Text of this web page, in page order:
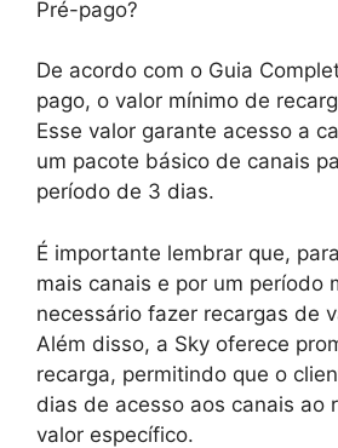
Pré-pago?
De acordo com o Guia
pago, o valor mínimo de
Esse valor garante acesso a
um pacote básico de canais
período de 3 dias.
É importante lembrar que,
mais canais e por um período
necessário fazer recargas de
Além disso, a Sky oferece
recarga, permitindo que o
dias de acesso aos canais ao
valor específico.